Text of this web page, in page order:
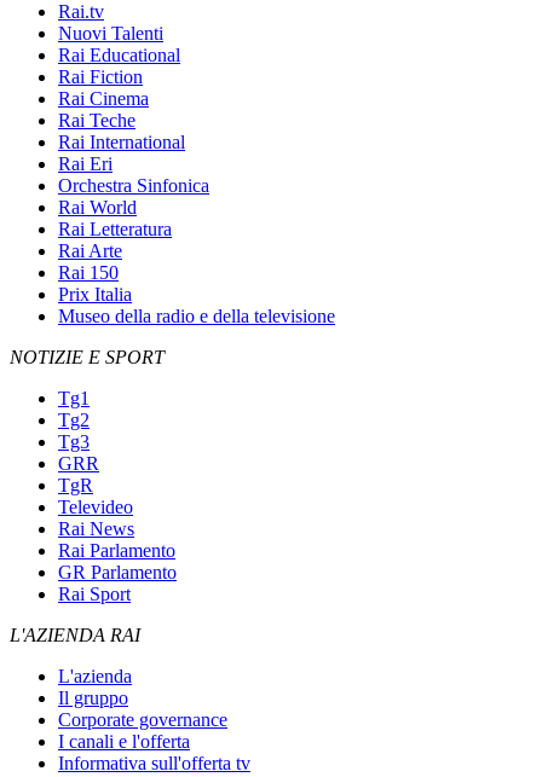
Rai.tv
Nuovi Talenti
Rai Educational
Rai Fiction
Rai Cinema
Rai Teche
Rai International
Rai Eri
Orchestra Sinfonica
Rai World
Rai Letteratura
Rai Arte
Rai 150
Prix Italia
Museo della radio e della televisione
NOTIZIE E SPORT
Tg1
Tg2
Tg3
GRR
TgR
Televideo
Rai News
Rai Parlamento
GR Parlamento
Rai Sport
L'AZIENDA RAI
L'azienda
Il gruppo
Corporate governance
I canali e l'offerta
Informativa sull'offerta tv